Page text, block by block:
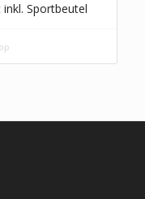
Sportbeutel